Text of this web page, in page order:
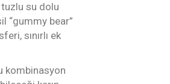
su dolu
“gummy bear”
sınırlı ek
kombinasyon